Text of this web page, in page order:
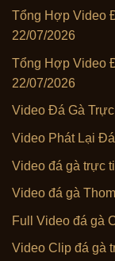
Tổng Hợp Video
22/07/2026
Tổng Hợp Video
22/07/2026
Video Đá Gà
Video Phát Lại
Video đá gà trực
Video đá gà
Full Video đá gà
Video Clip đá gà